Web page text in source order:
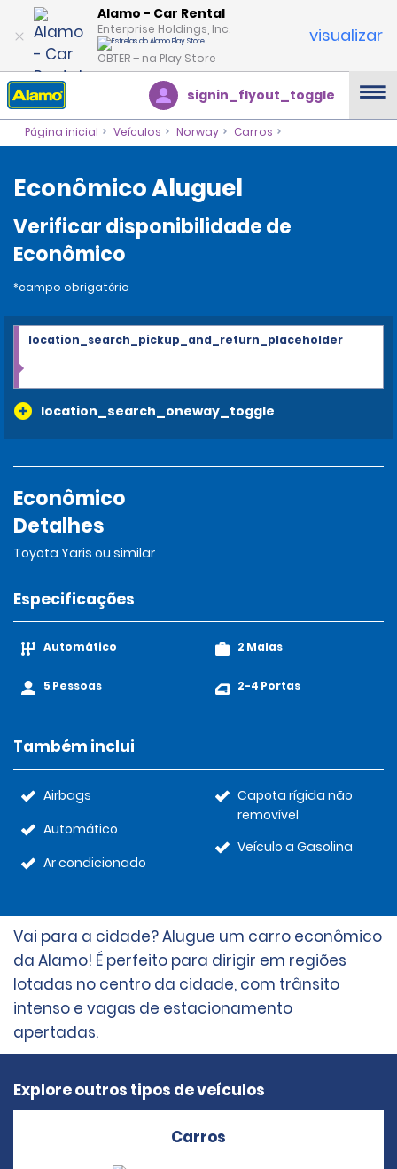
Alamo - Car Rental
Enterprise Holdings, Inc.
OBTER – na Play Store
visualizar
signin_flyout_toggle
Página inicial Veículos Norway Carros
Econômico Aluguel
Verificar disponibilidade de
Econômico
*campo obrigatório
location_search_oneway_toggle
location_search_pickup_and_return_placeholder
Econômico
Detalhes
Toyota Yaris ou similar
Especificações
Automático
5 Pessoas
2 Malas
2-4 Portas
Também inclui
Airbags
Automático
Ar condicionado
Capota rígida não
removível
Veículo a Gasolina
Vai para a cidade? Alugue um carro econômico
da Alamo! É perfeito para dirigir em regiões
lotadas no centro da cidade, com trânsito
intenso e vagas de estacionamento
apertadas.
Explore outros tipos de veículos
Carros